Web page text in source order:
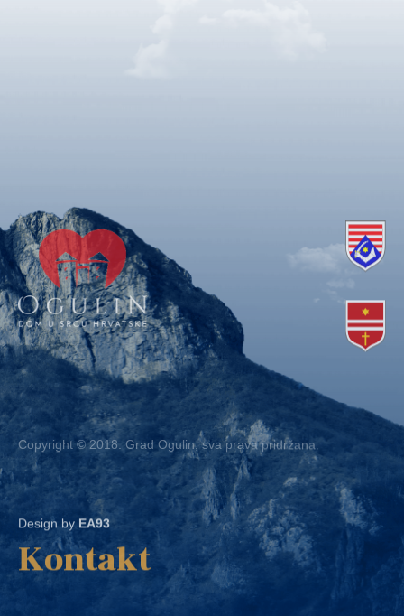
Copyright © 2018. Grad Ogulin, sva prava pridržana.
Design by EA93
Kontakt
Ured: Ulica B.Frankopana 11, 47300 Ogulin